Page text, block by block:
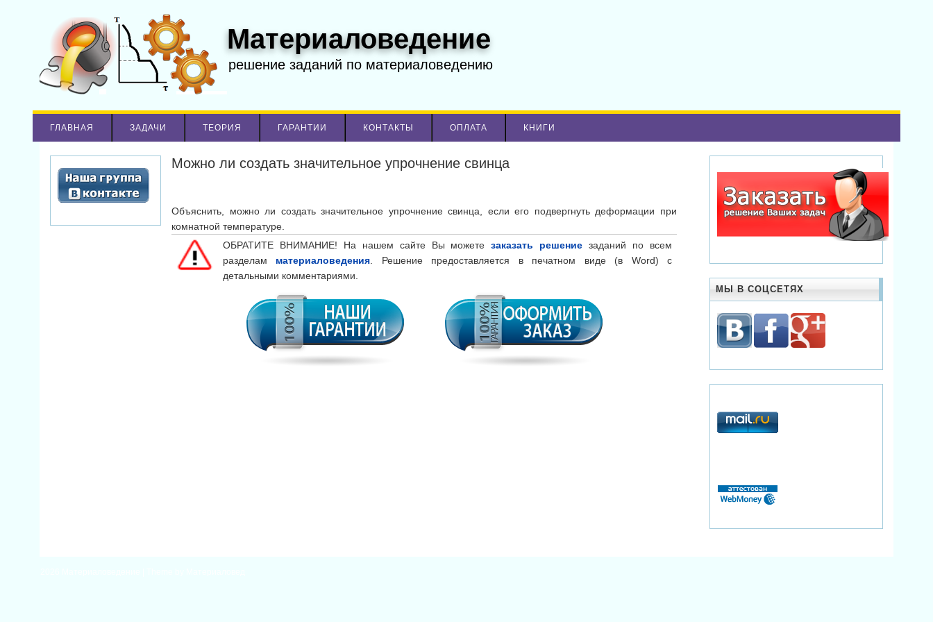
Материаловедение
решение заданий по материаловедению
ГЛАВНАЯ ЗАДАЧИ ТЕОРИЯ ГАРАНТИИ КОНТАКТЫ ОПЛАТА КНИГИ
Можно ли создать значительное упрочнение свинца
Объяснить, можно ли создать значительное упрочнение свинца, если его подвергнуть деформации при
комнатной температуре.
ОБРАТИТЕ ВНИМАНИЕ! На нашем сайте Вы можетезаказать решениe заданий по всем
разделам материаловедения . Решение предоставляется в печатном виде (в Word) с
детальными комментариями.
МЫ В СОЦСЕТЯХ